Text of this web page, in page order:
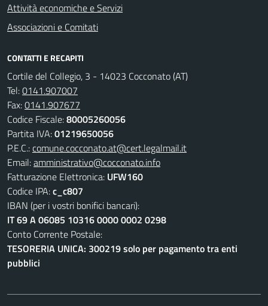
Attività economiche e Servizi
Associazioni e Comitati
CONTATTI E RECAPITI
Cortile del Collegio, 3 - 14023 Cocconato (AT)
Tel:0141.907007
Fax:0141.907677
Codice Fiscale:80005260056
Partita IVA:01219650056
P.E.C.:comune.cocconato.at@cert.legalmail.it
Email:amministrativo@cocconato.info
Fatturazione Elettronica: UFW160
Codice IPA:c_c807
IBAN (per i vostri bonifici bancari):
IT 69 A 06085 10316 0000 0002 0298
Conto Corrente Postale:
TESORERIA UNICA: 300219 solo per pagamento tra enti
pubblici